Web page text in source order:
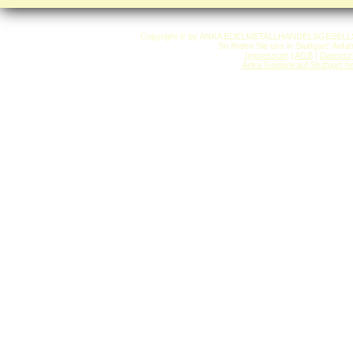
Copyright © by ANKA
So finden Sie uns in Stuttgart:
Impressum| AGB|
Anka Goldankauf Stuttgart